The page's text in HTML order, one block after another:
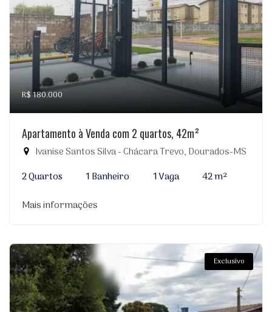
R$ 180.000
Apartamento à Venda com 2 quartos, 42m²
Ivanise Santos Silva - Chácara Trevo, Dourados-MS
2 Quartos
1 Banheiro 1 Vaga
42 m²
Mais informações
Exclusivo